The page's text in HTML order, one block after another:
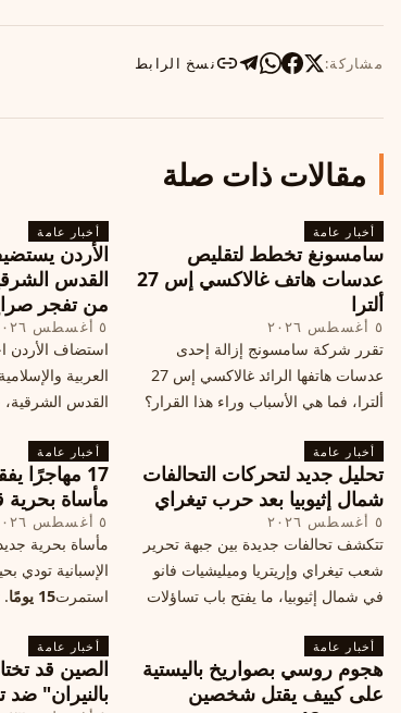
مشاركة: نسخ الرابط
مقالات ذات صلة
أخبار عامة
سامسونغ تخطط لتقليص
عدسات هاتف غالاكسي إس 27
ألترا
٥ أغسطس ٢٠٢٦
تقرر شركة سامسونج إزالة إحدى
عدسات هاتفها الرائد غالاكسي إس 27
ألترا، فما هي الأسباب وراء هذا القرار؟
الأندرويد الأغلى في السوق؟
أخبار عامة
الأردن
القدس
من تفجر
٥ أغسطس ٢٠٢٦
استضاف الأردن
العربية
القدس
الدول إلى
القدس، ما يزيد
أخبار عامة
تحليل جديد لتحركات التحالفات
شمال إثيوبيا بعد حرب تيغراي
٥ أغسطس ٢٠٢٦
تتكشف تحالفات جديدة بين جبهة تحرير
شعب تيغراي وإريتريا وميليشيات فانو
في شمال إثيوبيا، ما يفتح باب تساؤلات
الخريطة السياسية.
أخبار عامة
17 مهاجرًا
مأساة بحرية
٥ أغسطس ٢٠٢٦
مأساة بحرية
الإسبانية تودي
استمرت15 يومًا
.
أخبار عامة
هجوم روسي بصواريخ باليستية
على كييف يقتل شخصين
أخبار عامة
الصين قد
بالنيران" ضد